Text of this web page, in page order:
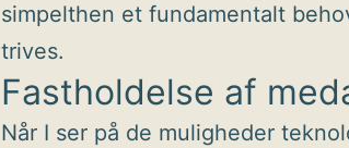
simpelthen et fundamentalt
trives.
Fastholdelse af
Når I ser på de muligheder